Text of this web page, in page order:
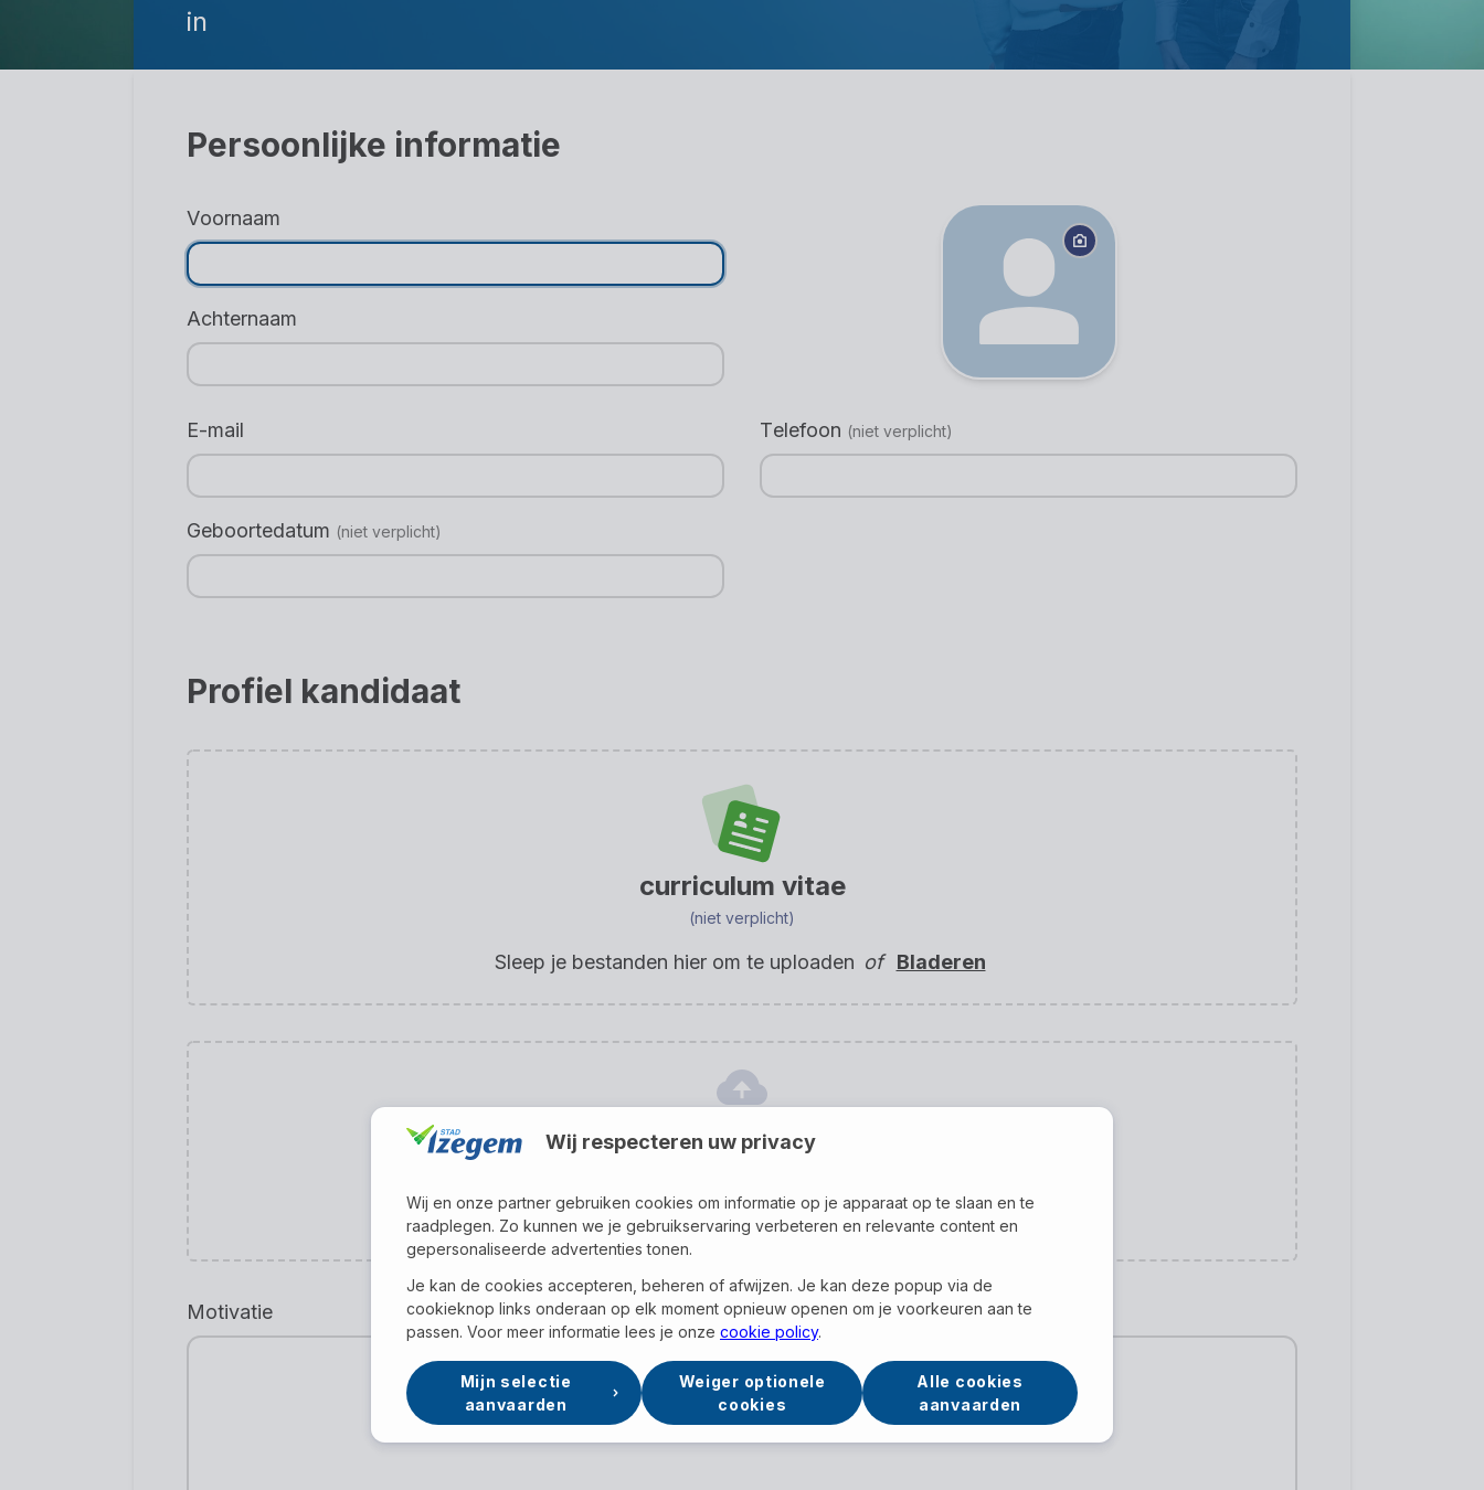
in
Persoonlijke informatie
Voornaam
Achternaam
E-mail Telefoon (niet verplicht)
Geboortedatum (niet verplicht)
Profiel kandidaat
curriculum vitae
(niet verplicht)
Sleep je bestanden hier om te uploaden of Bladeren
Motivatiebrief
Sleep je bestanden hier om te uploaden of Bladeren
Motivatie
Wij respecteren uw privacy
Wij en onze partner gebruiken cookies om informatie op je apparaat op te slaan en te
raadplegen. Zo kunnen we je gebruikservaring verbeteren en relevante content en
gepersonaliseerde advertenties tonen.
Je kan de cookies accepteren, beheren of afwijzen. Je kan deze popup via de
cookieknop links onderaan op elk moment opnieuw openen om je voorkeuren aan te
passen. Voor meer informatie lees je onze cookie policy.
Mijn selectie
aanvaarden
Weiger optionele
cookies
Alle cookies
aanvaarden